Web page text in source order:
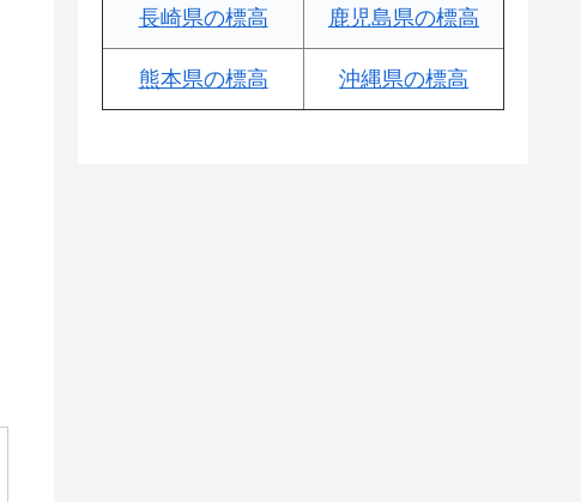
長崎県の標高 鹿児島県の標高
熊本県の標高 沖縄県の標高